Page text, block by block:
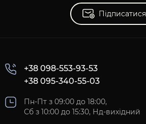
Підписатися
+38 098-553-93-53
+38 095-340-55-03
Пн-Пт з 09:00 до 18:00,
Сб з 10:00 до 15:30, Нд-вихідний